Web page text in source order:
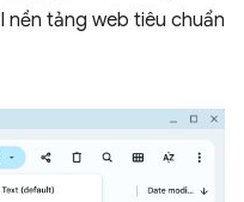
nền tảng web tiêu chuẩn